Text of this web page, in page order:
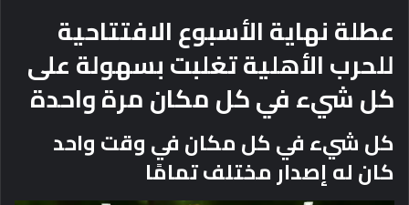
عطلة نهاية الأسبوع الافتتاحية
للحرب الأهلية تغلبت بسهولة على
كل شيء في كل مكان مرة واحدة
كل شيء في كل مكان في وقت واحد
كان له إصدار مختلف تمامًا